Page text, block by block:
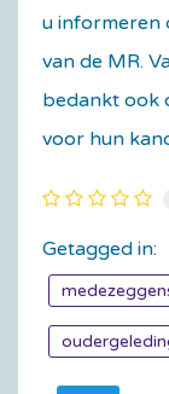
u informeren
van de MR.
bedankt ook
voor hun
Getagged in: